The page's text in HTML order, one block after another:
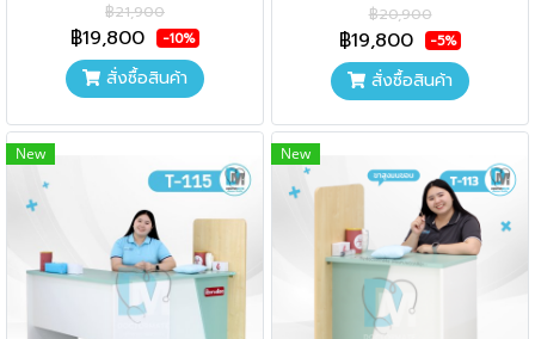
฿21,900
฿19,800 -10%
สั่งซื้อสินค้า
฿20,900
฿19,800 -5%
สั่งซื้อสินค้า
New New